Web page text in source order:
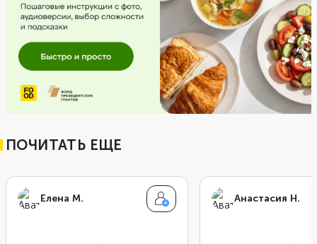
ПОЧИТАТЬ ЕЩЕ
Елена М. Анастасия Н.